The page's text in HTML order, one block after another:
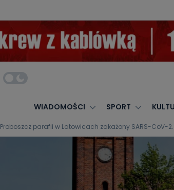
WIADOMOŚCI SPORT
Proboszcz parafii w Latowicach zakażony SARS-CoV-